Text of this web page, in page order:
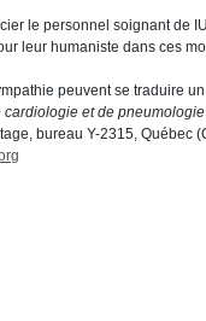
le personnel soignant de
leur humaniste dans ces
peuvent se traduire
cardiologie et de
bureau Y-2315, Québec